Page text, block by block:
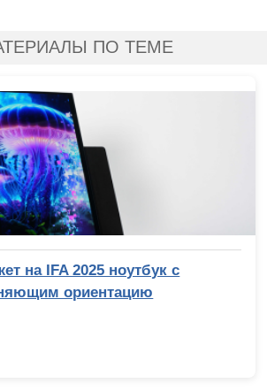
ПО ТЕМЕ
на IFA 2025 ноутбук с
ориентацию